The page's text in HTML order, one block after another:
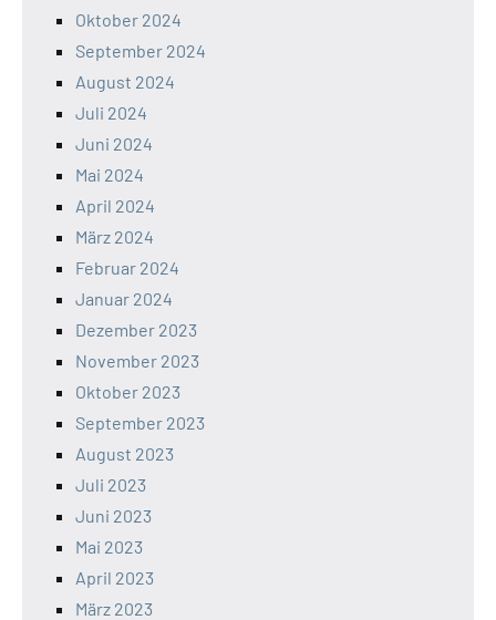
Oktober 2024
September 2024
August 2024
Juli 2024
Juni 2024
Mai 2024
April 2024
März 2024
Februar 2024
Januar 2024
Dezember 2023
November 2023
Oktober 2023
September 2023
August 2023
Juli 2023
Juni 2023
Mai 2023
April 2023
März 2023